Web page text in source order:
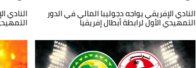
النادي الإفريقي يواجه دجوليبا المالي في الدور
التمهيدي الأول لرابطة أبطال إفريقيا
النادي